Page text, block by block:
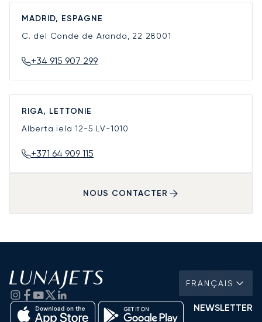
MADRID, ESPAGNE
C. del Conde de Aranda, 22 28001
+34 915 907 299
RIGA, LETTONIE
Alberta iela 12-5 LV-1010
+371 64 909 115
NOUS CONTACTER
FRANÇAIS
NEWSLETTER